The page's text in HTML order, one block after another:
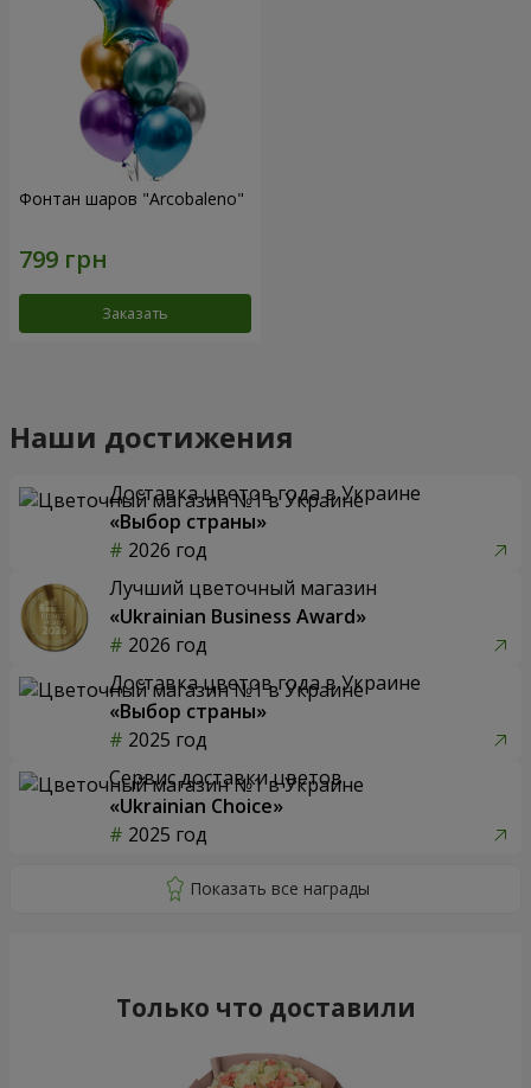
Фонтан шаров "Arcobaleno"
Заказать
Наши достижения
Доставка цветов года в Украине
«Выбор страны»
2026 год
Лучший цветочный магазин
«Ukrainian Business Award»
2026 год
Доставка цветов года в Украине
«Выбор страны»
2025 год
Сервис доставки цветов
«Ukrainian Choice»
2025 год
Только что доставили